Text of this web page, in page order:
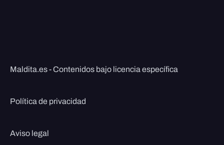
Maldita.es - Contenidos bajo licencia específica
Política de privacidad
Aviso legal